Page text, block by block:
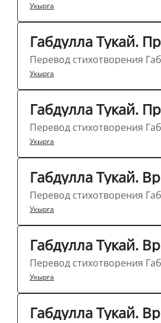
Укырга
Габдулла Тукай.
Перевод стихотворения
Укырга
Габдулла Тукай.
Перевод стихотворения
Укырга
Габдулла Тукай.
Перевод стихотворения
Укырга
Габдулла Тукай.
Перевод стихотворения
Укырга
Габдулла Тукай.